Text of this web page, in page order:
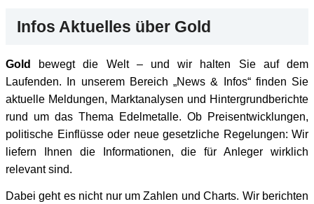
Infos Aktuelles über Gold
Gold
bewegt die Welt – und wir halten Sie auf dem
Laufenden. In unserem Bereich „News & Infos“ finden Sie
aktuelle Meldungen, Marktanalysen und Hintergrundberichte
rund um das Thema Edelmetalle. Ob Preisentwicklungen,
politische Einflüsse oder neue gesetzliche Regelungen: Wir
liefern Ihnen die Informationen, die für Anleger wirklich
relevant sind.
Dabei geht es nicht nur um Zahlen und Charts. Wir berichten